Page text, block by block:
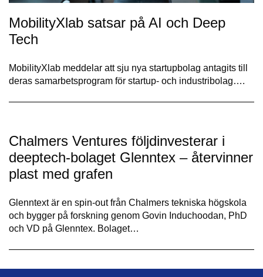
MobilityXlab satsar på AI och Deep
Tech
MobilityXlab meddelar att sju nya startupbolag antagits till
deras samarbetsprogram för startup- och industribolag….
Chalmers Ventures följdinvesterar i
deeptech-bolaget Glenntex – återvinner
plast med grafen
Glenntext är en spin-out från Chalmers tekniska högskola
och bygger på forskning genom Govin Induchoodan, PhD
och VD på Glenntex. Bolaget…